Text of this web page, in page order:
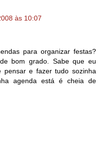
às 10:07
para organizar festas?
bom grado. Sabe que eu
e fazer tudo sozinha
agenda está é cheia de